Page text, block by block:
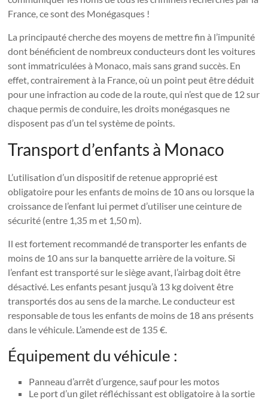
France, ce sont des Monégasques !
La principauté cherche des moyens de mettre fin à l’impunité
dont bénéficient de nombreux conducteurs dont les voitures
sont immatriculées à Monaco, mais sans grand succès. En
effet, contrairement à la France, où un point peut être déduit
pour une infraction au code de la route, qui n’est que de 12 sur
chaque permis de conduire, les droits monégasques ne
disposent pas d’un tel système de points.
Transport d’enfants à Monaco
L’utilisation d’un dispositif de retenue approprié est
obligatoire pour les enfants de moins de 10 ans ou lorsque la
croissance de l’enfant lui permet d’utiliser une ceinture de
sécurité (entre 1,35 m et 1,50 m).
Il est fortement recommandé de transporter les enfants de
moins de 10 ans sur la banquette arrière de la voiture. Si
l’enfant est transporté sur le siège avant, l’airbag doit être
désactivé. Les enfants pesant jusqu’à 13 kg doivent être
transportés dos au sens de la marche. Le conducteur est
responsable de tous les enfants de moins de 18 ans présents
dans le véhicule. L’amende est de 135 €.
Équipement du véhicule :
Panneau d’arrêt d’urgence, sauf pour les motos
Le port d’un gilet réfléchissant est obligatoire à la sortie